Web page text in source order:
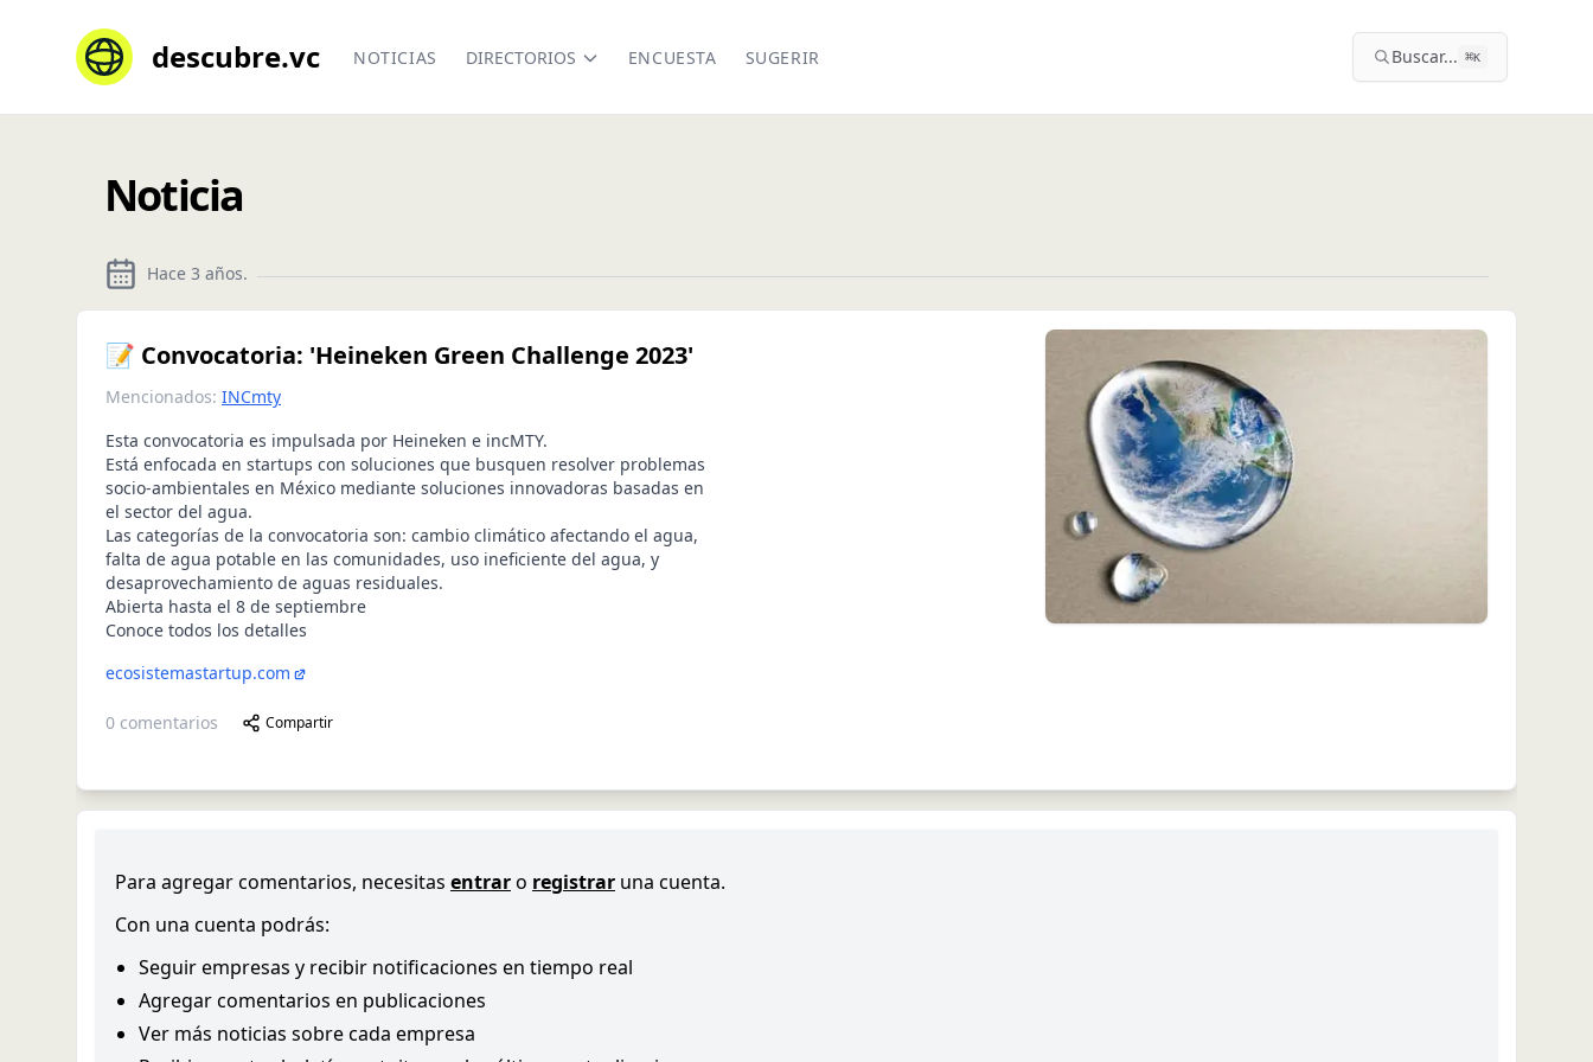
descubre.vc NOTICIAS DIRECTORIOS ENCUESTA SUGERIR Buscar... ⌘K
Noticia
Hace 3 años.
📝 Convocatoria: 'Heineken Green Challenge 2023'
Mencionados: INCmty
Esta convocatoria es impulsada por Heineken e incMTY.
Está enfocada en startups con soluciones que busquen resolver problemas
socio-ambientales en México mediante soluciones innovadoras basadas en
el sector del agua.
Las categorías de la convocatoria son: cambio climático afectando el agua,
falta de agua potable en las comunidades, uso ineficiente del agua, y
desaprovechamiento de aguas residuales.
Abierta hasta el 8 de septiembre
Conoce todos los detalles
ecosistemastartup.com
0 comentarios Compartir
Para agregar comentarios, necesitas entraro registrar una cuenta.
Con una cuenta podrás:
Seguir empresas y recibir notificaciones en tiempo real
Agregar comentarios en publicaciones
Ver más noticias sobre cada empresa